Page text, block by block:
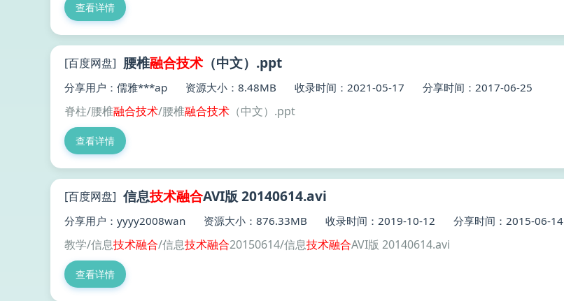
查看详情
[百度网盘] 腰椎融合技术 （中文）.ppt
分享用户：儒雅***ap 资源大小：8.48MB 收录时间：2021-05-17 分享时间：2017-06-25
脊柱/腰椎融合技术/腰椎融合技术 （中文）.ppt
查看详情
[百度网盘] 信息技术融合AVI版 20140614.avi
分享用户：yyyy2008wan 资源大小：876.33MB 收录时间：2019-10-12 分享时间：2015-06-14
教学/信息技术融合/信息技术融合20150614/信息技术融合AVI版 20140614.avi
查看详情